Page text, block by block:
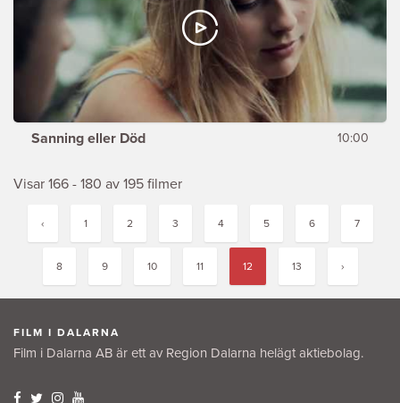
Sanning eller Död 10:00
Visar 166 - 180 av 195 filmer
‹ 1 2 3 4 5 6 7
8 9 10 11 12 13 ›
FILM I DALARNA
Film i Dalarna AB är ett av Region Dalarna helägt aktiebolag.